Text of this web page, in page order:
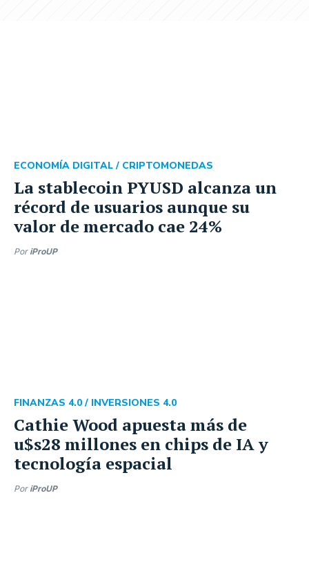
La stablecoin PYUSD alcanza un
récord de usuarios aunque su
valor de mercado cae 24%
ECONOMÍA DIGITAL / CRIPTOMONEDAS
Por iProUP
Cathie Wood apuesta más de
u$s28 millones en chips de IA y
tecnología espacial
FINANZAS 4.0 / INVERSIONES 4.0
Por iProUP